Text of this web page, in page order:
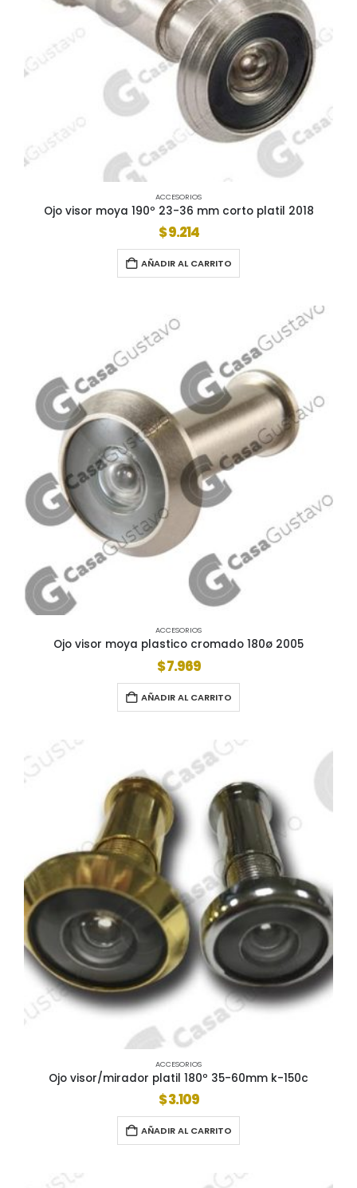
ACCESORIOS
Ojo visor moya 190º 23-36 mm corto platil 2018
$9.214
AÑADIR AL CARRITO
ACCESORIOS
Ojo visor moya plastico cromado 180ø 2005
$7.969
AÑADIR AL CARRITO
ACCESORIOS
Ojo visor/mirador platil 180º 35-60mm k-150c
$3.109
AÑADIR AL CARRITO